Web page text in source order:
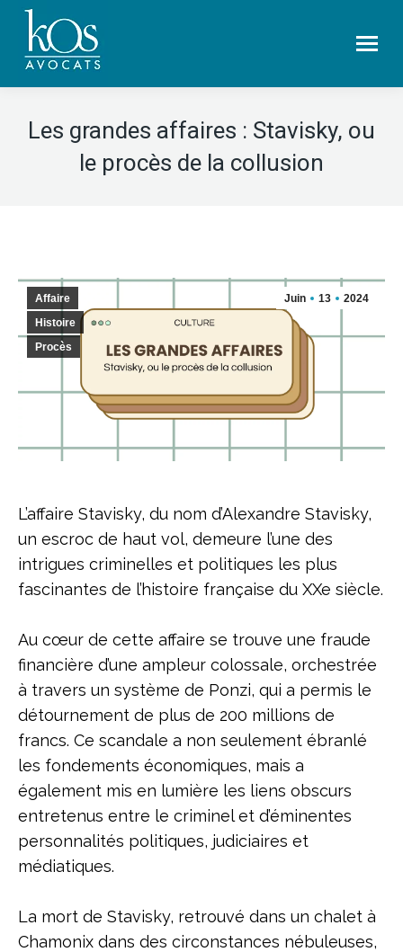
Les grandes affaires : Stavisky, ou
le procès de la collusion
Juin 13 2024
Affaire
Histoire
Procès
L’affaire Stavisky, du nom d’Alexandre Stavisky,
un escroc de haut vol, demeure l’une des
intrigues criminelles et politiques les plus
fascinantes de l’histoire française du XXe siècle.
Au cœur de cette affaire se trouve une fraude
financière d’une ampleur colossale, orchestrée
à travers un système de Ponzi, qui a permis le
détournement de plus de 200 millions de
francs. Ce scandale a non seulement ébranlé
les fondements économiques, mais a
également mis en lumière les liens obscurs
entretenus entre le criminel et d’éminentes
personnalités politiques, judiciaires et
médiatiques.
La mort de Stavisky, retrouvé dans un chalet à
Chamonix dans des circonstances nébuleuses,